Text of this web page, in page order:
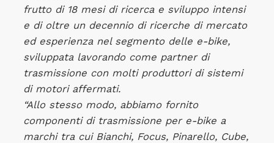
frutto di 18 mesi di ricerca e sviluppo intensi
e di oltre un decennio di ricerche di mercato
ed esperienza nel segmento delle e-bike,
sviluppata lavorando come partner di
trasmissione con molti produttori di sistemi
di motori affermati.
“Allo stesso modo, abbiamo fornito
componenti di trasmissione per e-bike a
marchi tra cui Bianchi, Focus, Pinarello, Cube,